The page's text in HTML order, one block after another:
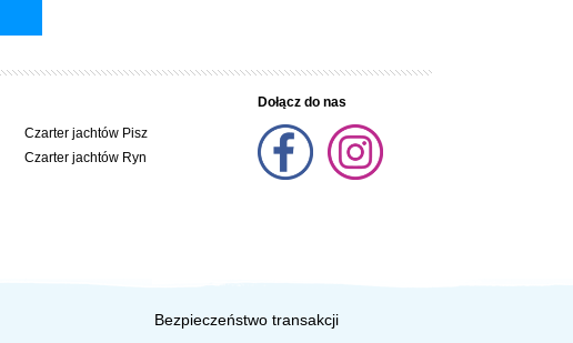
Czarter jachtów Pisz
Czarter jachtów Ryn
Dołącz do nas
Bezpieczeństwo transakcji